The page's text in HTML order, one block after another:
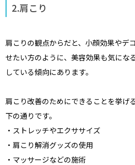
2.肩こり
肩こりの観点からだと、小顔効果やデ
せたい方のように、美容効果も気にな
している傾向にあります。
肩こり改善のためにできることを挙げ
下の通りです。
・ストレッチやエクササイズ
・肩こり解消グッズの使用
・マッサージなどの施術